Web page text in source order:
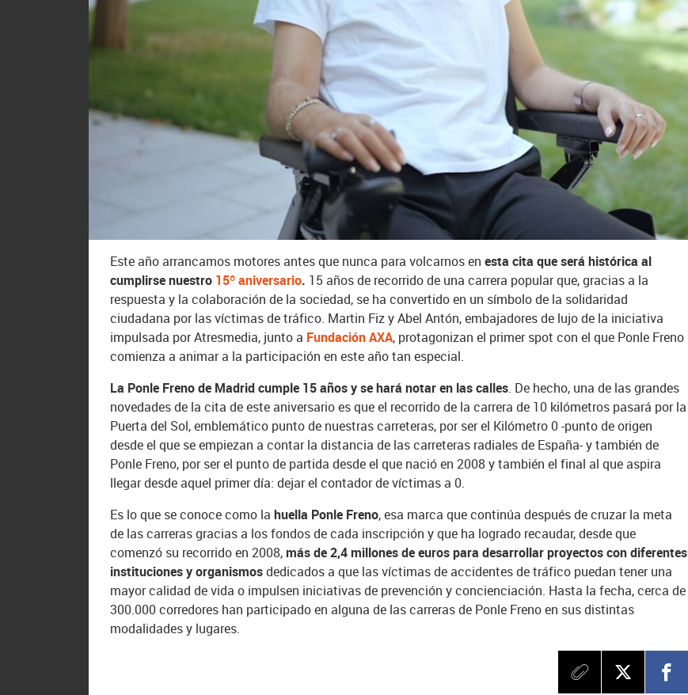
“Si esto va a ser mi vida, no quiero vivir” es lo primero que pensó Lara cuando despertó, abrumada por
el dolor que iba a causar a su familia.
Carrera Ponle Freno Madrid 2023
Este año arrancamos motores antes que nunca para volcarnos enesta cita que será histórica al
cumplirse nuestro 15º aniversario. 15 años de recorrido de una carrera popular que, gracias a la
respuesta y la colaboración de la sociedad, se ha convertido en un símbolo de la solidaridad
ciudadana por las víctimas de tráfico. Martin Fiz y Abel Antón, embajadores de lujo de la iniciativa
impulsada por Atresmedia, junto a Fundación AXA, protagonizan el primer spot con el que Ponle Freno
comienza a animar a la participación en este año tan especial.
La Ponle Freno de Madrid cumple 15 años y se hará notar en las calles. De hecho, una de las grandes
novedades de la cita de este aniversario es que el recorrido de la carrera de 10 kilómetros pasará por la
Puerta del Sol, emblemático punto de nuestras carreteras, por ser el Kilómetro 0 -punto de origen
desde el que se empiezan a contar la distancia de las carreteras radiales de España- y también de
Ponle Freno, por ser el punto de partida desde el que nació en 2008 y también el final al que aspira
llegar desde aquel primer día: dejar el contador de víctimas a 0.
Es lo que se conoce como lahuella Ponle Freno, esa marca que continúa después de cruzar la meta
de las carreras gracias a los fondos de cada inscripción y que ha logrado recaudar, desde que
comenzó su recorrido en 2008,más de 2,4 millones de euros para desarrollar proyectos con diferentes
instituciones y organismosdedicados a que las víctimas de accidentes de tráfico puedan tener una
mayor calidad de vida o impulsen iniciativas de prevención y concienciación. Hasta la fecha, cerca de
300.000 corredores han participado en alguna de las carreras de Ponle Freno en sus distintas
modalidades y lugares.